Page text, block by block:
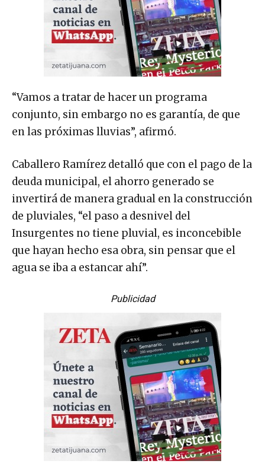
“Vamos a tratar de hacer un programa
conjunto, sin embargo no es garantía, de que
en las próximas lluvias”, afirmó.
Caballero Ramírez detalló que con el pago de la
deuda municipal, el ahorro generado se
invertirá de manera gradual en la construcción
de pluviales, “el paso a desnivel del
Insurgentes no tiene pluvial, es inconcebible
que hayan hecho esa obra, sin pensar que el
agua se iba a estancar ahí”.
Publicidad